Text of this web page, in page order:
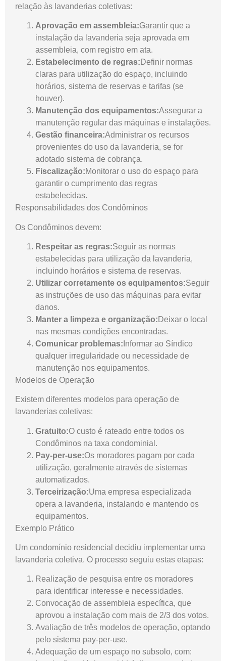
relação às lavanderias coletivas:
Aprovação em assembleia:Garantir que a
instalação da lavanderia seja aprovada em
assembleia, com registro em ata.
Estabelecimento de regras: Definir normas
claras para utilização do espaço, incluindo
horários, sistema de reservas e tarifas (se
houver).
Manutenção dos equipamentos:Assegurar a
manutenção regular das máquinas e instalações.
Gestão financeira:Administrar os recursos
provenientes do uso da lavanderia, se for
adotado sistema de cobrança.
Fiscalização:Monitorar o uso do espaço para
garantir o cumprimento das regras
estabelecidas.
Responsabilidades dos Condôminos
Os Condôminos devem:
Respeitar as regras:Seguir as normas
estabelecidas para utilização da lavanderia,
incluindo horários e sistema de reservas.
Utilizar corretamente os equipamentos:Seguir
as instruções de uso das máquinas para evitar
danos.
Manter a limpeza e organização: Deixar o local
nas mesmas condições encontradas.
Comunicar problemas: Informar ao Síndico
qualquer irregularidade ou necessidade de
manutenção nos equipamentos.
Modelos de Operação
Existem diferentes modelos para operação de
lavanderias coletivas:
Gratuito:O custo é rateado entre todos os
Condôminos na taxa condominial.
Pay-per-use:Os moradores pagam por cada
utilização, geralmente através de sistemas
automatizados.
Terceirização:Uma empresa especializada
opera a lavanderia, instalando e mantendo os
equipamentos.
Exemplo Prático
Um condomínio residencial decidiu implementar uma
lavanderia coletiva. O processo seguiu estas etapas:
Realização de pesquisa entre os moradores
para identificar interesse e necessidades.
Convocação de assembleia específica, que
aprovou a instalação com mais de 2/3 dos votos.
Avaliação de três modelos de operação, optando
pelo sistema pay-per-use.
Adequação de um espaço no subsolo, com: